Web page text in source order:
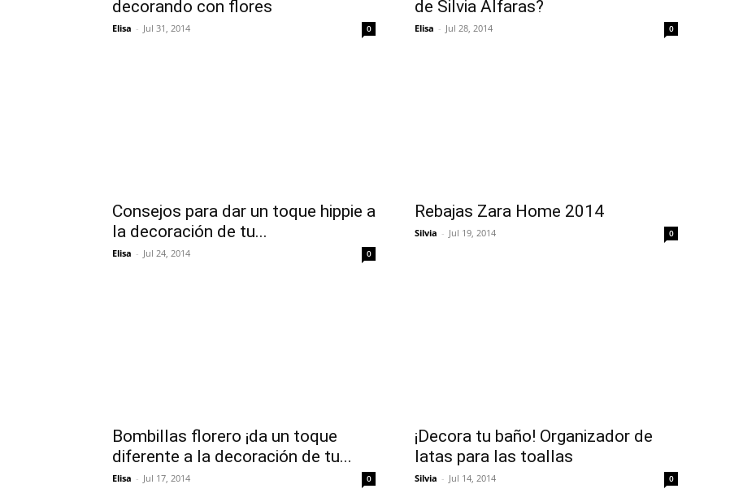
decorando con flores
Elisa - Jul 31, 2014 0
de Silvia Alfaras?
Elisa - Jul 28, 2014 0
Consejos para dar un toque hippie a
la decoración de tu...
Elisa - Jul 24, 2014 0
Rebajas Zara Home 2014
Silvia - Jul 19, 2014 0
Bombillas florero ¡da un toque
diferente a la decoración de tu...
Elisa - Jul 17, 2014 0
¡Decora tu baño! Organizador de
latas para las toallas
Silvia - Jul 14, 2014 0